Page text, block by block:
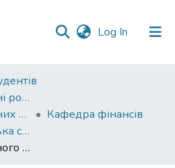
Log In (current)
Магістерські випускні роботи
Факультет економічних наук
Кафедра фінансів
D2 Фінанси, банківська справа, страхування та фондовий ринок
Перенесення обмінного курсу на ціни в Україні